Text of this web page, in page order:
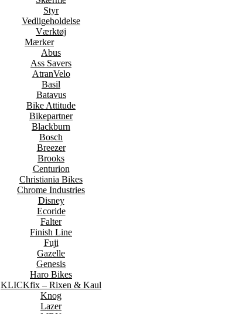
Styr
Vedligeholdelse
Værktøj
Mærker
Abus
Ass Savers
AtranVelo
Basil
Batavus
Bike Attitude
Bikepartner
Blackburn
Bosch
Breezer
Brooks
Centurion
Christiania Bikes
Chrome Industries
Disney
Ecoride
Falter
Finish Line
Fuji
Gazelle
Genesis
Haro Bikes
KLICKfix – Rixen & Kaul
Knog
Lazer